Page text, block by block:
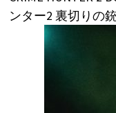
ンター2 裏切りの